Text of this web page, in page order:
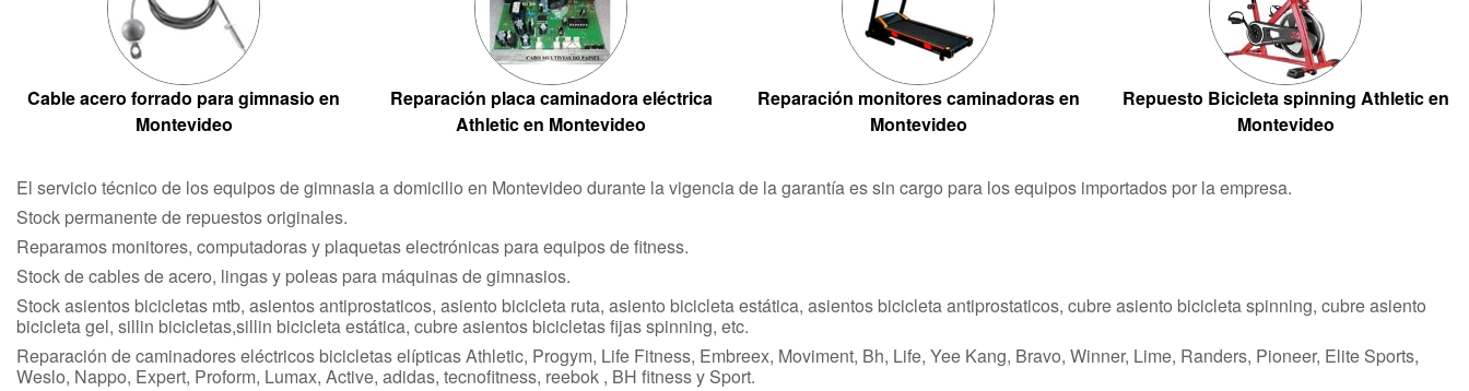
Cable acero forrado para gimnasio en
Montevideo
Reparación placa caminadora eléctrica
Athletic en Montevideo
Reparación monitores caminadoras en
Montevideo
Repuesto Bicicleta spinning Athletic en
Montevideo
El servicio técnico de los equipos de gimnasia a domicilio en Montevideo durante la vigencia de la garantía es sin cargo para los equipos importados por la empresa.
Stock permanente de repuestos originales.
Reparamos monitores, computadoras y plaquetas electrónicas para equipos de fitness.
Stock de cables de acero, lingas y poleas para máquinas de gimnasios.
Stock asientos bicicletas mtb, asientos antiprostaticos, asiento bicicleta ruta, asiento bicicleta estática, asientos bicicleta antiprostaticos, cubre asiento bicicleta spinning, cubre asiento
bicicleta gel, sillin bicicletas,sillin bicicleta estática, cubre asientos bicicletas fijas spinning, etc.
Reparación de caminadores eléctricos bicicletas elípticas Athletic, Progym, Life Fitness, Embreex, Moviment, Bh, Life, Yee Kang, Bravo, Winner, Lime, Randers, Pioneer, Elite Sports,
Weslo, Nappo, Expert, Proform, Lumax, Active, adidas, tecnofitness, reebok , BH fitness y Sport.